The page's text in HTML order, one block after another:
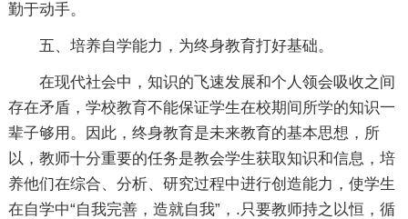
勤于动手。
五、培养自学能力，为终身教育打好基础。
在现代社会中，知识的飞速发展和个人领会吸收之间
存在矛盾，学校教育不能保证学生在校期间所学的知识一
辈子够用。因此，终身教育是未来教育的基本思想，所
以，教师十分重要的任务是教会学生获取知识和信息，培
养他们在综合、分析、研究过程中进行创造能力，使学生
在自学中“自我完善，造就自我”，.只要教师持之以恒，循